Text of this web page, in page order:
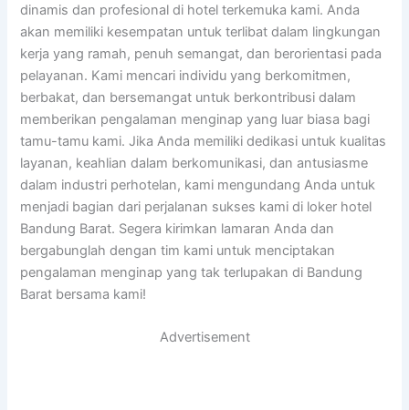
dinamis dan profesional di hotel terkemuka kami. Anda
akan memiliki kesempatan untuk terlibat dalam lingkungan
kerja yang ramah, penuh semangat, dan berorientasi pada
pelayanan. Kami mencari individu yang berkomitmen,
berbakat, dan bersemangat untuk berkontribusi dalam
memberikan pengalaman menginap yang luar biasa bagi
tamu-tamu kami. Jika Anda memiliki dedikasi untuk kualitas
layanan, keahlian dalam berkomunikasi, dan antusiasme
dalam industri perhotelan, kami mengundang Anda untuk
menjadi bagian dari perjalanan sukses kami di loker hotel
Bandung Barat. Segera kirimkan lamaran Anda dan
bergabunglah dengan tim kami untuk menciptakan
pengalaman menginap yang tak terlupakan di Bandung
Barat bersama kami!
Advertisement